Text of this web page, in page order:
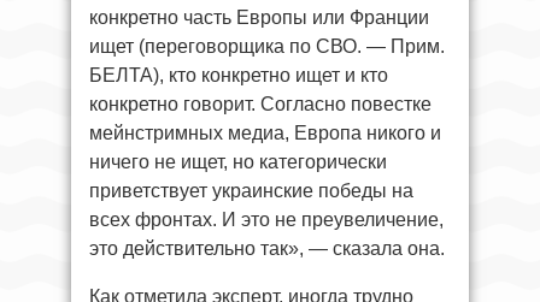
конкретно часть Европы или Франции
ищет (переговорщика по СВО. — Прим.
БЕЛТА), кто конкретно ищет и кто
конкретно говорит. Согласно повестке
мейнстримных медиа, Европа никого и
ничего не ищет, но категорически
приветствует украинские победы на
всех фронтах. И это не преувеличение,
это действительно так», — сказала она.
Как отметила эксперт, иногда трудно